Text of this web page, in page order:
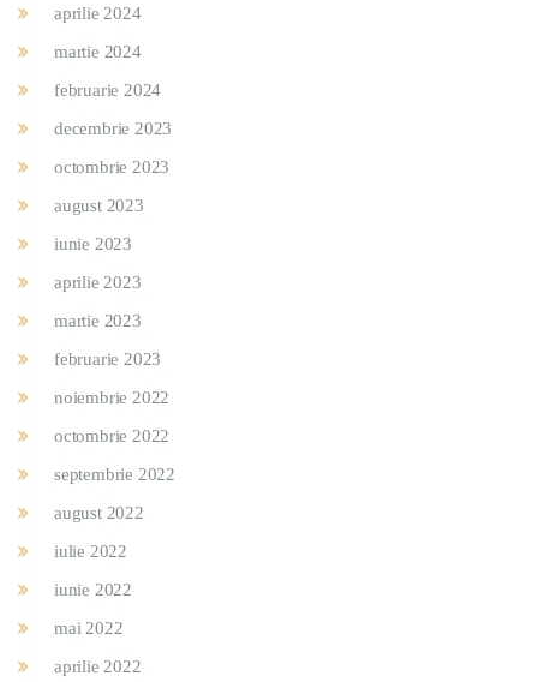
aprilie 2024
martie 2024
februarie 2024
decembrie 2023
octombrie 2023
august 2023
iunie 2023
aprilie 2023
martie 2023
februarie 2023
noiembrie 2022
octombrie 2022
septembrie 2022
august 2022
iulie 2022
iunie 2022
mai 2022
aprilie 2022